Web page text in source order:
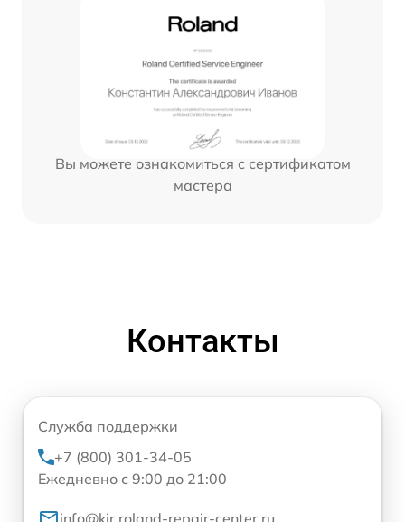
Вы можете ознакомиться с сертификатом
мастера
Контакты
Служба поддержки
+7 (800) 301-34-05
Ежедневно с 9:00 до 21:00